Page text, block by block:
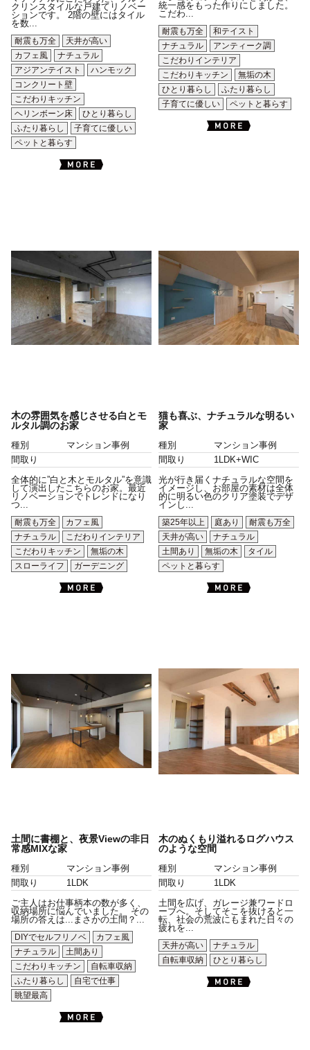
クリンスタイルな戸建てリノベー
ションです。 2階の壁にはタイル
を数...
耐震も万全
天井が高い
カフェ風
ナチュラル
アジアンテイスト
ハンモック
コンクリート壁
こだわりキッチン
ヘリンボーン床
ひとり暮らし
ふたり暮らし
子育てに優しい
ペットと暮らす
統一感をもった作りにしました。
こだわ...
耐震も万全
和テイスト
ナチュラル
アンティーク調
こだわりインテリア
こだわりキッチン
無垢の木
ひとり暮らし
ふたり暮らし
子育てに優しい
ペットと暮らす
木の雰囲気を感じさせる白とモ
ルタル調のお家
種別
マンション事例
間取り
全体的に”白と木とモルタル”を意識
して演出したこちらのお家。最近
リノベーションでトレンドになり
つ...
耐震も万全
カフェ風
ナチュラル
こだわりインテリア
こだわりキッチン
無垢の木
スローライフ
ガーデニング
猫も喜ぶ、ナチュラルな明るい
家
種別
マンション事例
間取り
1LDK+WIC
光が行き届くナチュラルな空間を
イメージし、お部屋の素材は全体
的に明るい色のクリア塗装でデザ
インし...
築25年以上
庭あり
耐震も万全
天井が高い
ナチュラル
土間あり
無垢の木
タイル
ペットと暮らす
土間に書棚と、夜景Viewの非日
常感MIXな家
種別
マンション事例
間取り
1LDK
ご主人はお仕事柄本の数が多く、
収納場所に悩んでいました。 その
場所の答えは...まさかの土間？...
DIYでセルフリノベ
カフェ風
ナチュラル
土間あり
こだわりキッチン
自転車収納
ふたり暮らし
自宅で仕事
眺望最高
木のぬくもり溢れるログハウス
のような空間
種別
マンション事例
間取り
1LDK
土間を広げ、ガレージ兼ワードロ
ーブへ。そしてそこを抜けると一
転、社会の荒波にもまれた日々の
疲れを...
天井が高い
ナチュラル
自転車収納
ひとり暮らし